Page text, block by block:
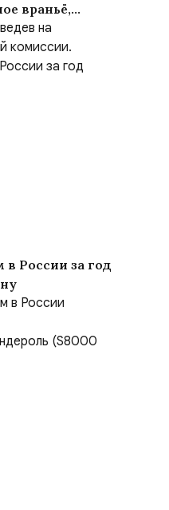
враньё,
на
комиссии.
России за год
в России